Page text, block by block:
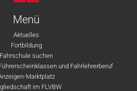
Menü
Aktuelles
Fortbildung
Fahrschule suchen
und Fahrlehrerberuf
Marktplatz
im FLVBW